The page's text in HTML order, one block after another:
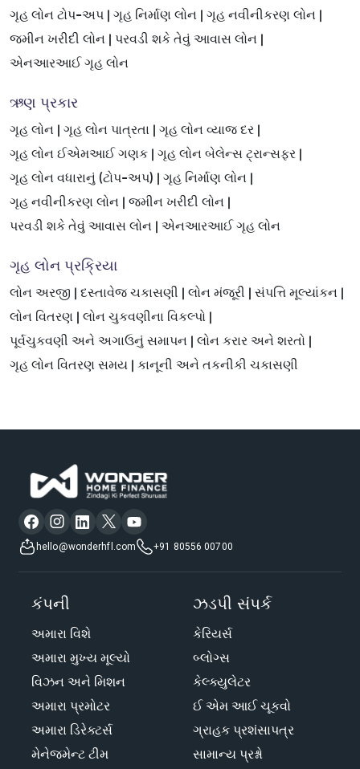
ગૃહ લોન ટોપ-અપ |
ગૃહ નિર્માણ લોન |
ગૃહ નવીનીકરણ લોન |
જમીન ખરીદી લોન |
પરવડી શકે તેવું આવાસ લોન |
એનઆરઆઈ ગૃહ લોન
ઋણ પ્રકાર
ગૃહ લોન | ગૃહ લોન પાત્રતા |
ગૃહ લોન વ્યાજ દર |
ગૃહ લોન ઈએમઆઈ ગણક |
ગૃહ લોન બેલેન્સ ટ્રાન્સફર |
ગૃહ લોન વધારાનું (ટોપ-અપ) |
ગૃહ નિર્માણ લોન |
ગૃહ નવીનીકરણ લોન |
જમીન ખરીદી લોન |
પરવડી શકે તેવું આવાસ લોન |
એનઆરઆઈ ગૃહ લોન
ગૃહ લોન પ્રક્રિયા
લોન અરજી | દસ્તાવેજ ચકાસણી | લોન મંજૂરી |
સંપત્તિ મૂલ્યાંકન |
લોન વિતરણ |
લોન ચુકવણીના વિકલ્પો |
પૂર્વચુકવણી અને અગાઉનું સમાપન |
લોન કરાર અને શરતો |
ગૃહ લોન વિતરણ સમય |
કાનૂની અને તકનીકી ચકાસણી
hello@wonderhfl.com +91 80556 00700
કંપની
અમારા વિશે
અમારા મુખ્ય મૂલ્યો
વિઝન અને મિશન
અમારા પ્રમોટર
અમારા ડિરેક્ટર્સ
મેનેજમેન્ટ ટીમ
ઝડપી સંપર્ક
કેરિયર્સ
બ્લોગ્સ
કેલ્ક્યુલેટર
ઈ એમ આઈ ચૂકવો
ગ્રાહક પ્રશંસાપત્ર
સામાન્ય પ્રશ્નો